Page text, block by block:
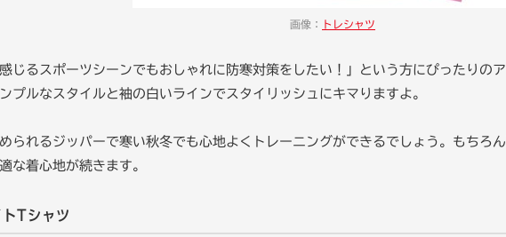
画像： トレシャツ
感じるスポーツシーンでもおしゃれに防寒対策をしたい！」という方にぴったりの
プルなスタイルと袖の白いラインでスタイリッシュにキマりますよ。
られるジッパーで寒い秋冬でも心地よくトレーニングができるでしょう。もちろ
な着心地が続きます。
トTシャツ